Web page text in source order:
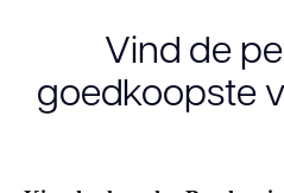
Vind de
goedkoopste